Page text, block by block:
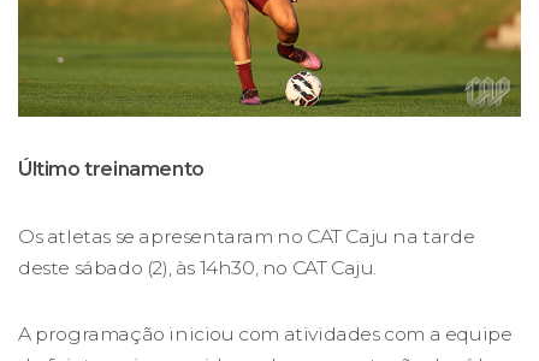
Último treinamento
Os atletas se apresentaram no CAT Caju na tarde
deste sábado (2), às 14h30, no CAT Caju.
A programação iniciou com atividades com a equipe